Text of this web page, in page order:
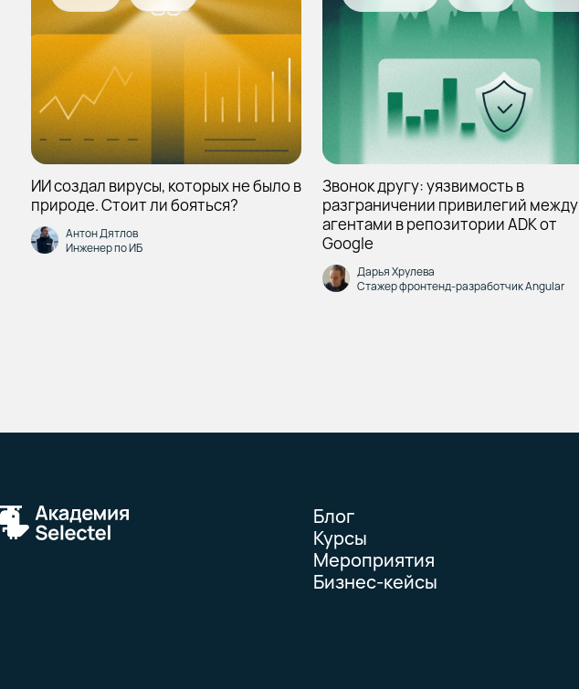
ИИ создал вирусы, которых не было в
природе. Стоит ли бояться?
Антон Дятлов
Инженер по ИБ
Звонок другу: уязвимость в
разграничении привилегий между
агентами в репозитории ADK от
Google
Дарья Хрулева
Стажер фронтенд-разработчик Angular
Блог
Курсы
Мероприятия
Бизнес-кейсы